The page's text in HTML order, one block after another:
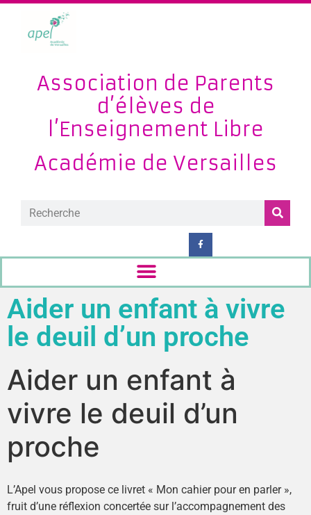
Association de Parents
d’élèves de
l’Enseignement Libre
Académie de Versailles
Aider un enfant à vivre
le deuil d’un proche
Aider un enfant à
vivre le deuil d’un
proche
L’Apel vous propose ce livret « Mon cahier pour en parler »,
fruit d’une réflexion concertée sur l’accompagnement des